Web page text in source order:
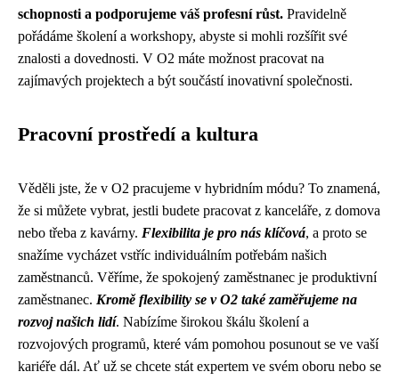
schopnosti a podporujeme váš profesní růst. Pravidelně
pořádáme školení a workshopy, abyste si mohli rozšířit své
znalosti a dovednosti. V O2 máte možnost pracovat na
zajímavých projektech a být součástí inovativní společnosti.
Pracovní prostředí a kultura
Věděli jste, že v O2 pracujeme v hybridním módu? To znamená,
že si můžete vybrat, jestli budete pracovat z kanceláře, z domova
nebo třeba z kavárny. Flexibilita je pro nás klíčová, a proto se
snažíme vycházet vstříc individuálním potřebám našich
zaměstnanců. Věříme, že spokojený zaměstnanec je produktivní
zaměstnanec. Kromě flexibility se v O2 také zaměřujeme na
rozvoj našich lidí. Nabízíme širokou škálu školení a
rozvojových programů, které vám pomohou posunout se ve vaší
kariéře dál. Ať už se chcete stát expertem ve svém oboru nebo se